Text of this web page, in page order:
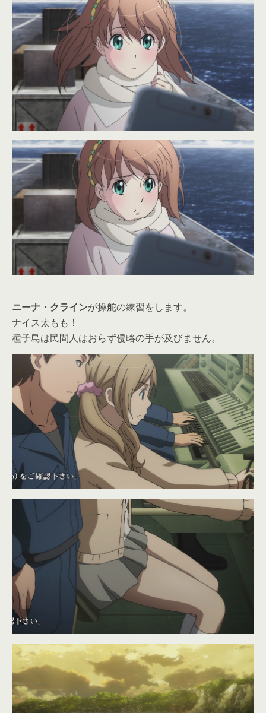
ニーナ・クラインが操舵の練習をします。
ナイス太もも！
種子島は民間人はおらず侵略の手が及びません。